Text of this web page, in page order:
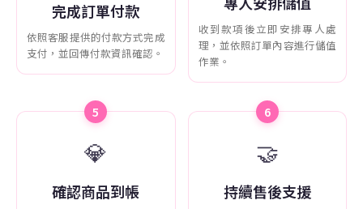
完成訂單付款
依照客服提供的付款方式完成
支付，並回傳付款資訊確認。
收到款項後立即安排專人處
理，並依照訂單內容進行儲值
作業。
5
💎
確認商品到帳
6
🤝
持續售後支援